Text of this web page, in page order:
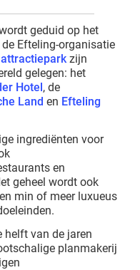
geduid op het
Efteling-organisatie
attractieparkzijn
gelegen: het
Hotel, de
Land en Efteling
ingrediënten voor
en
geheel wordt ook
min of meer luxu­eus
helft van de jaren
planmakerij